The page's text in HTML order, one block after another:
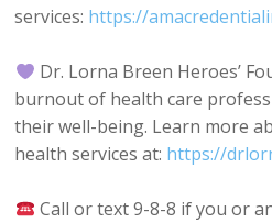
services: https://
Dr. Lorna Breen Heroes’
burnout of health care
their well-being. Learn more
health services at: https://
Call or text 9-8-8 if you or